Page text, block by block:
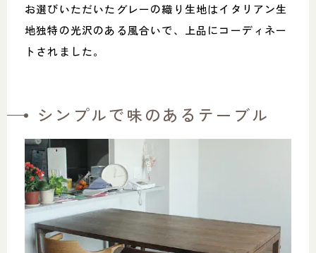
お選びいただいたグレーの織り生地はイタリアン生
地独特の光沢のある風合いで、上品にコーディネー
トされました。
シンプルで味のあるテーブル